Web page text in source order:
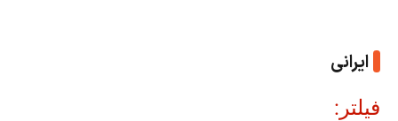
ایرانی
فیلتر: